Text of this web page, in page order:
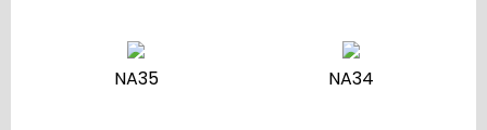
NA35 NA34